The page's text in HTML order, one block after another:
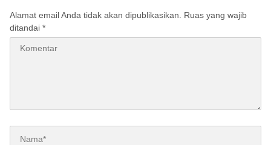
Alamat email Anda tidak akan dipublikasikan.
Ruas yang wajib
ditandai *